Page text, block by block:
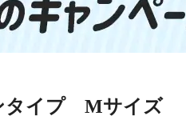
タイプ Mサイズ